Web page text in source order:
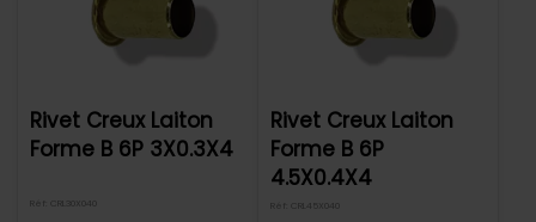
Rivet Creux Laiton
Forme B 6P 3X0.3X4
Réf: CRL30X040
Rivet Creux Laiton
Forme B 6P
4.5X0.4X4
Réf: CRL45X040